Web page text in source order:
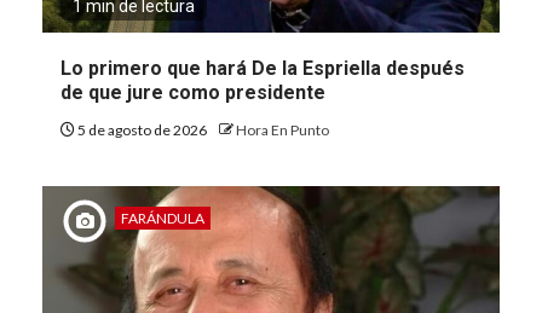
1 min de lectura
Lo primero que hará De la Espriella después
de que jure como presidente
5 de agosto de 2026 Hora En Punto
FARÁNDULA